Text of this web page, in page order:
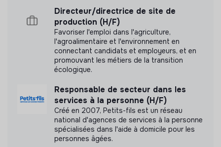
Documents
N'a pas encore communiqué de documents de
transparence
Directeur/directrice de site de
production (H/F)
Favoriser l'emploi dans l'agriculture,
l'agroalimentaire et l'environnement en
connectant candidats et employeurs, et en
promouvant les métiers de la transition
écologique.
Responsable de secteur dans les
services à la personne (H/F)
Créé en 2007, Petits-fils est un réseau
national d'agences de services à la personne
spécialisées dans l'aide à domicile pour les
personnes âgées.